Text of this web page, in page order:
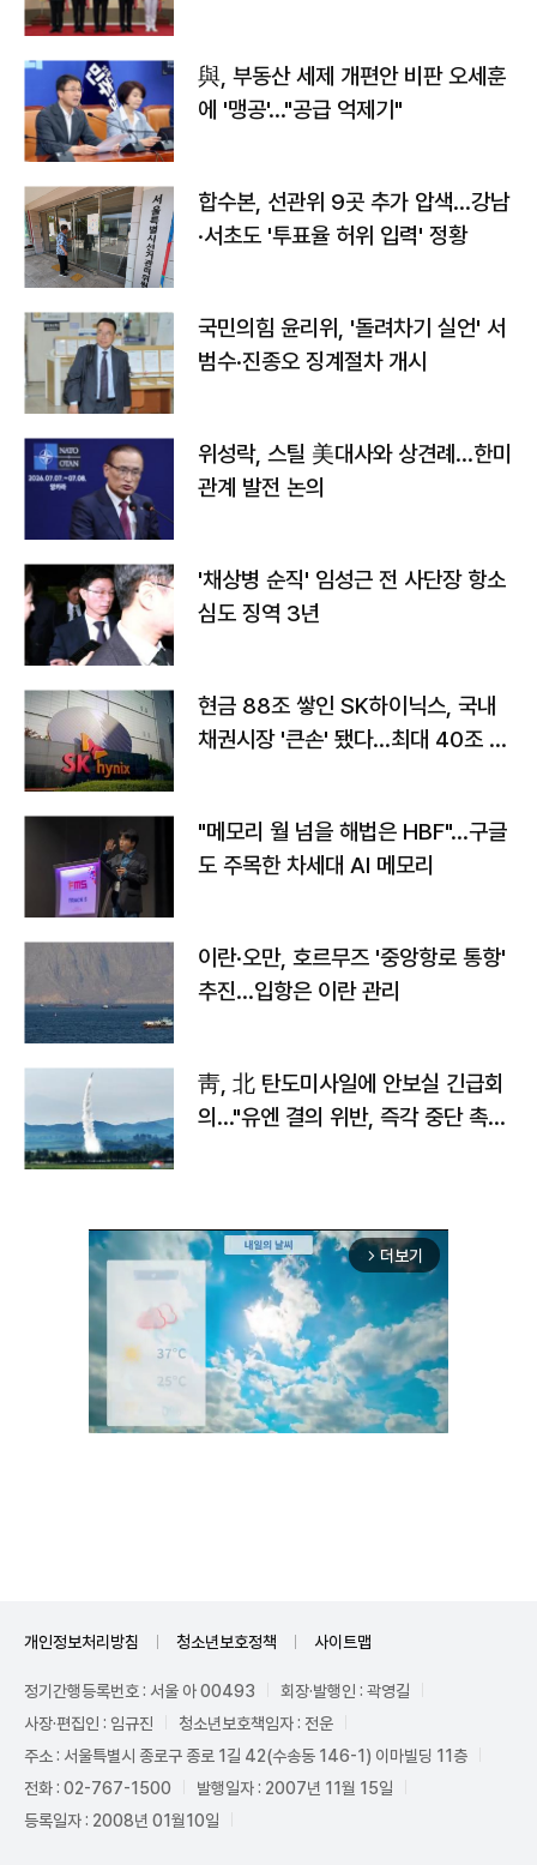
與, 부동산 세제 개편안 비판 오세훈
에 '맹공'…"공급 억제기"
합수본, 선관위 9곳 추가 압색…강남
·서초도 '투표율 허위 입력' 정황
국민의힘 윤리위, '돌려차기 실언' 서
범수·진종오 징계절차 개시
위성락, 스틸 美대사와 상견례…한미
관계 발전 논의
'채상병 순직' 임성근 전 사단장 항소
심도 징역 3년
현금 88조 쌓인 SK하이닉스, 국내
채권시장 '큰손' 됐다…최대 40조 투
"메모리 월 넘을 해법은 HBF"…구글
도 주목한 차세대 AI 메모리
이란·오만, 호르무즈 '중앙항로 통항'
추진…입항은 이란 관리
靑, 北 탄도미사일에 안보실 긴급회
의…"유엔 결의 위반, 즉각 중단 촉
arrow_forward_ios 더보기
개인정보처리방침 청소년보호정책 사이트맵
정기간행등록번호 : 서울 아 00493
회장·발행인 : 곽영길
사장·편집인 : 임규진
청소년보호책임자 : 전운
주소 : 서울특별시 종로구 종로 1길 42(수송동 146-1) 이마빌딩 11층
전화 : 02-767-1500
발행일자 : 2007년 11월 15일
등록일자 : 2008년 01월10일